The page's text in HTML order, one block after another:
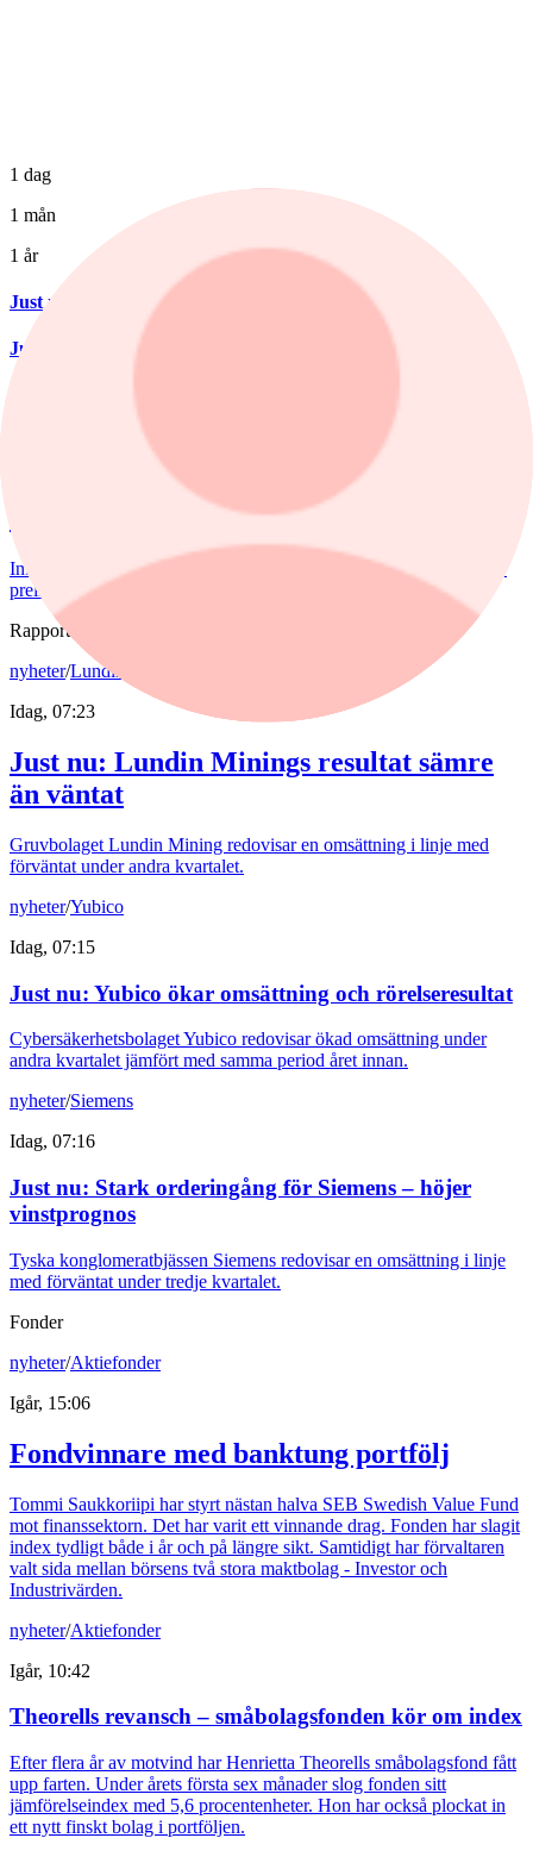
1 dag
1 mån
1 år
Just nu Tyska klädjätten köpstämplas
Just nu Yubico rapportrusar
Inflationen sjunker i takt med
Inflationen i juli sjönk både när det gäller KPI och KPIF. Det visar
preliminära siffror från SCB.
Rapporter
nyheter/Lundin Mining
Idag, 07:23
Just nu: Lundin Minings resultat sämre
än väntat
Gruvbolaget Lundin Mining redovisar en omsättning i linje med
förväntat under andra kvartalet.
nyheter/Yubico
Idag, 07:15
Just nu: Yubico ökar omsättning och rörelseresultat
Cybersäkerhetsbolaget Yubico redovisar ökad omsättning under
andra kvartalet jämfört med samma period året innan.
nyheter/Siemens
Idag, 07:16
Just nu: Stark orderingång för Siemens – höjer
vinstprognos
Tyska konglomeratbjässen Siemens redovisar en omsättning i linje
med förväntat under tredje kvartalet.
Fonder
nyheter/Aktiefonder
Igår, 15:06
Fondvinnare med banktung portfölj
Tommi Saukkoriipi har styrt nästan halva SEB Swedish Value Fund
mot finanssektorn. Det har varit ett vinnande drag. Fonden har slagit
index tydligt både i år och på längre sikt. Samtidigt har förvaltaren
valt sida mellan börsens två stora maktbolag - Investor och
Industrivärden.
nyheter/Aktiefonder
Igår, 10:42
Theorells revansch – småbolagsfonden kör om index
Efter flera år av motvind har Henrietta Theorells småbolagsfond fått
upp farten. Under årets första sex månader slog fonden sitt
jämförelseindex med 5,6 procentenheter. Hon har också plockat in
ett nytt finskt bolag i portföljen.